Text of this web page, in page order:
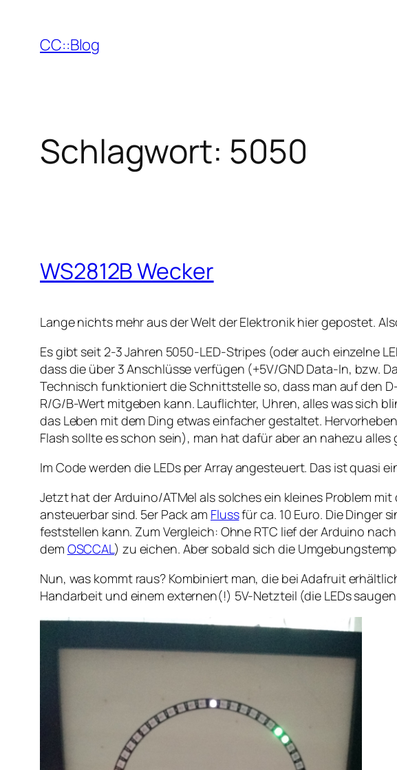
Inhalt
springen
CC::Blog
Schlagwort: 5050
WS2812B Wecker
Lange nichts mehr aus der Welt der Elektronik hier gepostet.
Es gibt seit 2-3 Jahren 5050-LED-Stripes (oder auch einzelne
dass die über 3 Anschlüsse verfügen (+5V/GND Data-In, bzw.
Technisch funktioniert die Schnittstelle so, dass man auf den
R/G/B-Wert mitgeben kann. Lauflichter, Uhren, alles was sich
das Leben mit dem Ding etwas einfacher gestaltet.
Flash sollte es schon sein), man hat dafür aber an nahezu alles
Im Code werden die LEDs per Array angesteuert. Das ist quasi
Jetzt hat der Arduino/ATMel als solches ein kleines Problem
ansteuerbar sind. 5er Pack am Flussfür ca. 10 Euro. Die Dinger
feststellen kann. Zum Vergleich: Ohne RTC lief der Arduino
dem OSCCAL) zu eichen. Aber sobald sich die
Nun, was kommt raus? Kombiniert man, die bei Adafruit
Handarbeit und einem externen(!) 5V-Netzteil (die LEDs